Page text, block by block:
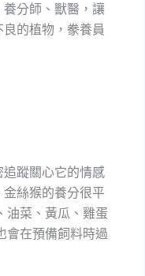
養分師、獸醫，讓
的植物，豢養員
追蹤關心它的情感
絲猴的養分很平
油菜、黃瓜、雞蛋
會在預備飼料時過